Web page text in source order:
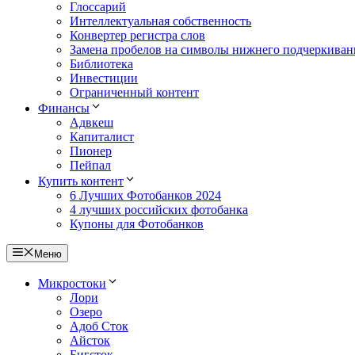
Глоссарий
Интеллектуальная собственность
Конвертер регистра слов
Замена пробелов на символы нижнего
Библиотека
Инвестиции
Ограниченный контент
Финансы
Адвкеш
Капиталист
Пионер
Пейпал
Купить контент
6 Лучших Фотобанков 2024
4 лучших российских фотобанка
Купоны для Фотобанков
Меню
Микростоки
Лори
Озеро
Адоб Сток
Айсток